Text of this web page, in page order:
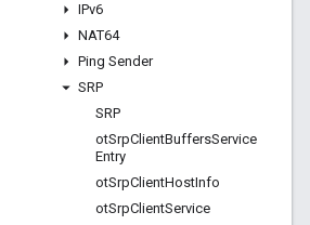
IPv6
NAT64
Ping Sender
SRP
SRP
otSrpClientBuffersService
Entry
otSrpClientHostInfo
otSrpClientService